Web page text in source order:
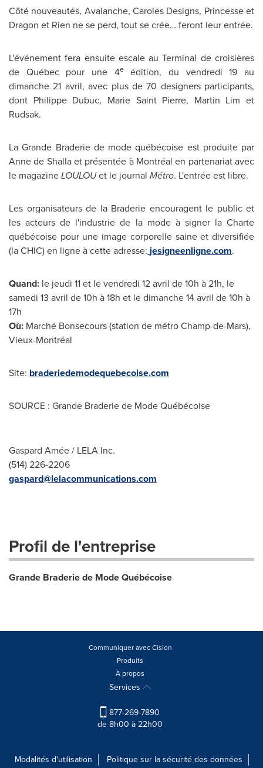
Côté nouveautés, Avalanche, Caroles Designs, Princesse et
Dragon et Rien ne se perd, tout se crée… feront leur entrée.
L'événement fera ensuite escale au Terminal de croisières
de Québec pour une 4eédition, du vendredi 19 au
dimanche 21 avril, avec plus de 70 designers participants,
dont Philippe Dubuc, Marie SaintPierre, Martin Lim et
Rudsak.
La Grande Braderie de mode québécoise est produite par
Anne de Shalla et présentée à Montréal en partenariat avec
le magazineLOULOUet le journal Métro. L'entrée est libre.
Les organisateurs de la Braderie encouragent le public et
les acteurs de l'industrie de la mode à signer la Charte
québécoise pour une image corporelle saine et diversifiée
(la CHIC) en ligne à cette adresse: jesigneenligne.com.
Quand: le jeudi 11 et le vendredi 12 avril de 10h à 21h, le
samedi 13 avril de 10h à 18h et le dimanche 14 avril de 10h à
17h
Où: Marché Bonsecours (station de métro Champ-de-Mars),
Vieux-Montréal
Site: braderiedemodequebecoise.com
SOURCE : Grande Braderie de Mode Québécoise
Gaspard Amée / LELA Inc.
(514) 226-2206
gaspard@lelacommunications.com
Profil de l'entreprise
Grande Braderie de Mode Québécoise
Communiquer avec Cision
Produits
À propos
Services
877-269-7890
de 8h00 à 22h00
Modalités d'utilisation Politique sur la sécurité des données